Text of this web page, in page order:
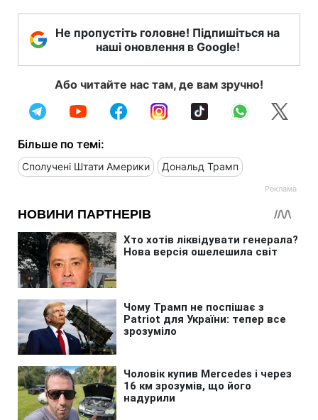
Не пропустіть головне! Підпишіться на
наші оновлення в Google!
Або читайте нас там, де вам зручно!
Більше по темі:
Сполучені Штати Америки Дональд Трамп